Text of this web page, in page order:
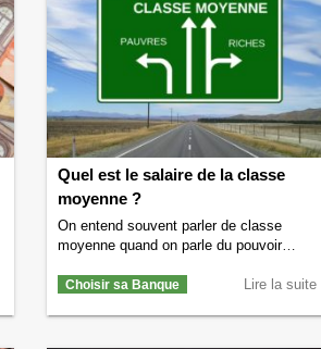
Banque de France, en 2021, il y a …
Continuer la lecture deCombien de billets
en euros sont imprimés chaque année ?
→
Quel est le salaire de la classe
moyenne ?
On entend souvent parler de classe
moyenne quand on parle du pouvoir
demandez peut-être si vous vous trouvez
Lire la suite
Choisir sa Banque